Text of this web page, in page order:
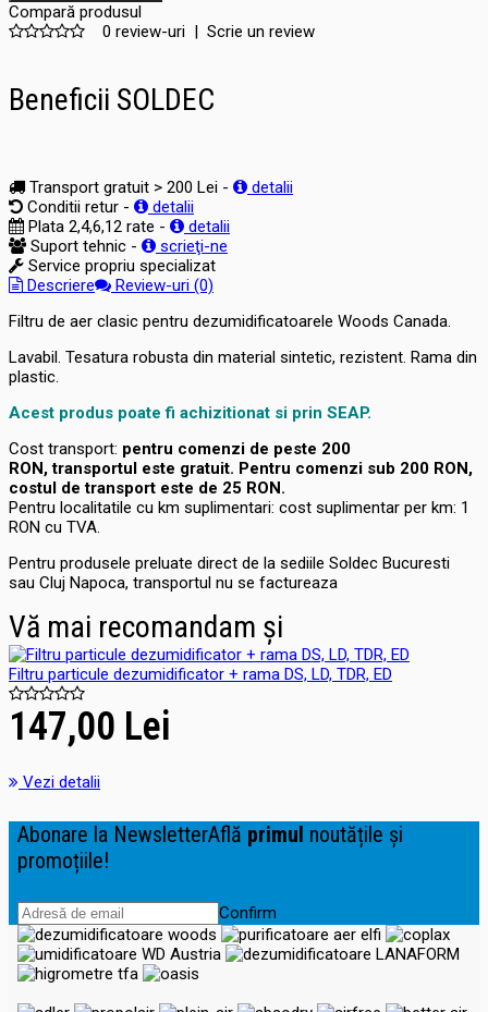
Compară produsul
0 review-uri | Scrie un review
Beneficii SOLDEC
Transport gratuit > 200 Lei -
detalii
Conditii retur -
detalii
Plata 2,4,6,12 rate -
detalii
Suport tehnic -
scrieţi-ne
Service propriu specializat
Descriere
Review-uri (0)
Filtru de aer clasic pentru dezumidificatoarele Woods Canada.
Lavabil. Tesatura robusta din material sintetic, rezistent. Rama din
plastic.
Acest produs poate fi achizitionat si prin SEAP.
Cost transport: pentru comenzi de peste 200
RON, transportul este gratuit. Pentru comenzi sub 200 RON,
costul de transport este de 25 RON.
Pentru localitatile cu km suplimentari: cost suplimentar per km: 1
RON cu TVA.
Pentru produsele preluate direct de la sediile Soldec Bucuresti
sau Cluj Napoca, transportul nu se factureaza
Vă mai recomandam și
Filtru particule dezumidificator + rama DS, LD, TDR, ED
147,00 Lei
Vezi detalii
Abonare la NewsletterAflă primul noutățile și
promoțiile!
Confirm